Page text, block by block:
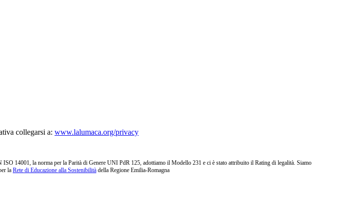
collegarsi a: www.lalumaca.org/privacy
14001, la norma per la Parità di Genere UNI PdR 125, adottiamo il Modello 231 e ci è stato attribuito il Rating di legalità. Siamo
la Rete di Educazione alla Sostenibilità della Regione Emilia-Romagna